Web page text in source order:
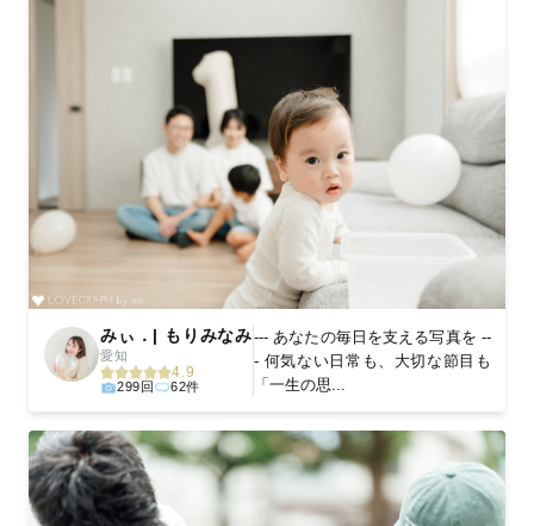
丁寧なレタッチで思い出を美しく仕上げます
撮影後は、独自の編集技術で写真の明るさや色合いを丁寧に調
整。自然な雰囲気を残しつつも、おしゃれで洗練された仕上がり
に。きっと「こんな写真を撮ってほしかった！」と思える一枚に
出会えます。まずは、ラブグラフの撮影事例 をご覧ください。
みぃ．| もりみなみ
愛知
4.9
299回 62件
--- あなたの毎日を支える写真を --
- 何気ない日常も、大切な節目も
「一生の思...